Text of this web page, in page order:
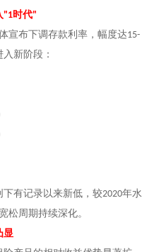
"1时代"
宣布下调存款利率，幅度达15-
新阶段：
有记录以来新低，较2020年水
松周期持续深化。
显